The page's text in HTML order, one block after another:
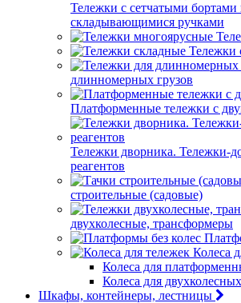
Тележки с сетчатыми бортами
складывающимися ручками
Тележки
длинномерных грузов
Платформенные тележки с
Тележки дворника. Тележки-
реагентов
строительные (садовые)
двухколесные, трансформеры
Колеса
Колеса для
Колеса для
Шкафы, контейнеры, лестницы